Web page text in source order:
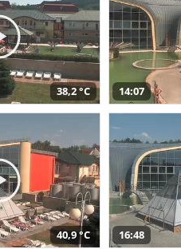
38,2 °C 14:07
40,9 °C 16:48